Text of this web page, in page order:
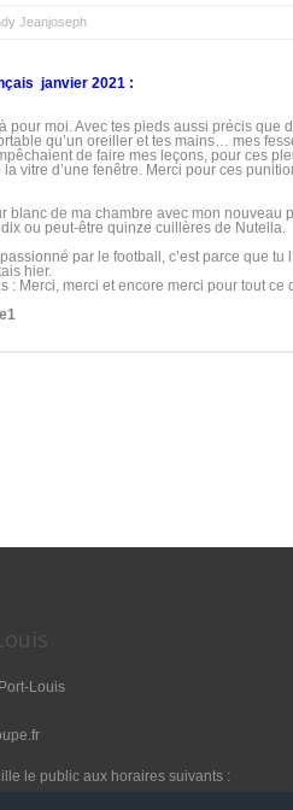
Jeanjoseph
janvier 2021 :
pour moi. Avec tes pieds aussi précis
qu’un oreiller et tes mains… mes
de faire mes leçons, pour ces
vitre d’une fenêtre. Merci pour ces
blanc de ma chambre avec mon
ou peut-être quinze cuillères de Nutella.
par le football, c’est parce que
hier.
: Merci, merci et encore merci pour tout ce
Louis
le public aux horaires suivants :